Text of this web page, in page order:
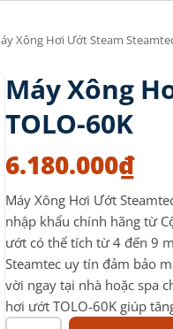
Xông Hơi Ướt Steam
Máy Xông
TOLO-60K
6.180.000₫
Máy Xông Hơi Ướt
nhập khẩu chính hãng từ
ướt có thể tích từ 4 đến 9
Steamtec uy tín đảm bảo
vời ngay tại nhà hoặc spa
hơi ướt TOLO-60K giúp